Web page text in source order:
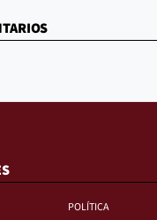
POLÍTICA